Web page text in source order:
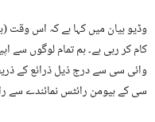
وڈیو بیان میں کہا ہے کہ اس
کام کر رہی ہے۔ ہم تمام لوگوں سے
وائی سی سے درج ذیل ذرائع کے
سی کے ہیومن رائٹس نمائندے سے